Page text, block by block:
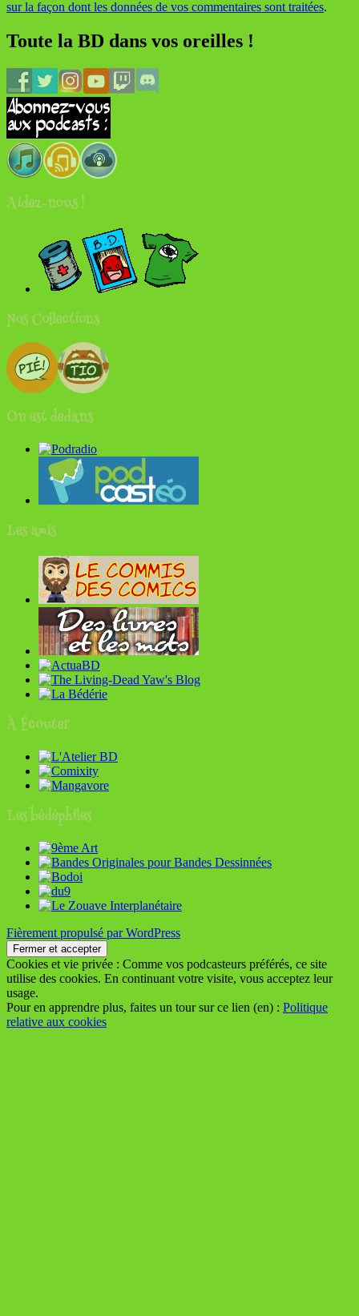
sur la façon dont les données de vos commentaires sont traitées.
Toute la BD dans vos oreilles !
Aidez-nous !
Nos Collections
On est dedans
Les amis
À Écouter
Les bédéphiles
Fièrement propulsé par WordPress
Cookies et vie privée : Comme vos podcasteurs préférés, ce site
utilise des cookies. En continuant votre visite, vous acceptez leur
usage.
Pour en apprendre plus, faites un tour sur ce lien (en) : Politique
relative aux cookies